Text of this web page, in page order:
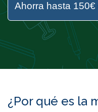
Ahorra hasta
¿Por qué es la